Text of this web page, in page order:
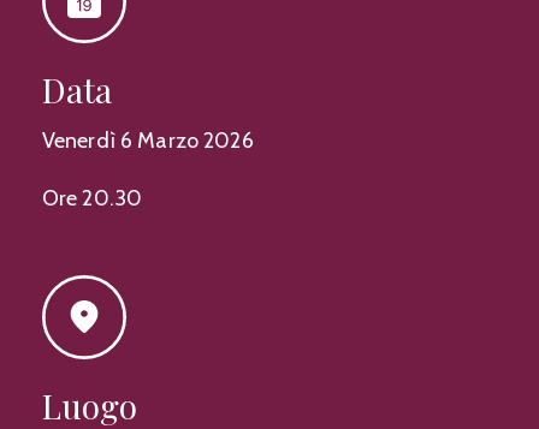
Data
Venerdì 6 Marzo 2026
Ore 20.30
Luogo